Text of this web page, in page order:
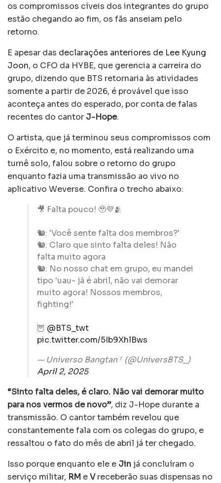
os compromissos cíveis dos integrantes do grupo
estão chegando ao fim, os fãs anseiam pelo
retorno.
E apesar das declarações anteriores de Lee Kyung
Joon, o CFO da HYBE, que gerencia a carreira do
grupo, dizendo que BTS retornaria às atividades
somente a partir de 2026, é provável que isso
aconteça antes do esperado, por conta de falas
recentes do cantor J-Hope.
O artista, que já terminou seus compromissos com
o Exército e, no momento, está realizando uma
turnê solo, falou sobre o retorno do grupo
enquanto fazia uma transmissão ao vivo no
aplicativo Weverse. Confira o trecho abaixo:
🎥 Falta pouco! 🥹💜🫂
🐿️: 'Você sente falta dos membros?'
🐿️: Claro que sinto falta deles! Não
falta muito agora
🐿️: No nosso chat em grupo, eu mandei
tipo 'uau~ já é abril, não vai demorar
muito agora! Nossos membros,
fighting!'
🦉 @BTS_twt
pic.twitter.com/5Ib9XhlBws
— Universo Bangtan ⁷ (@UniversBTS_)
April 2, 2025
“Sinto falta deles, é claro. Não vai demorar muito
para nos vermos de novo”, diz J-Hope durante a
transmissão. O cantor também revelou que
constantemente fala com os colegas do grupo, e
ressaltou o fato do mês de abril já ter chegado.
Isso porque enquanto ele e Jin já concluíram o
serviço militar, RM eVreceberão suas dispensas no